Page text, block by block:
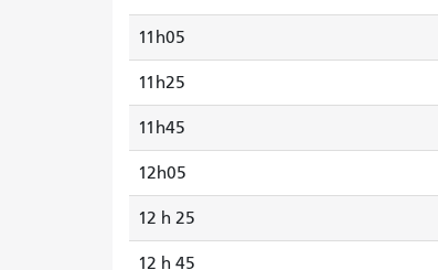
11h05
11h25
11h45
12h05
12 h 25
12 h 45